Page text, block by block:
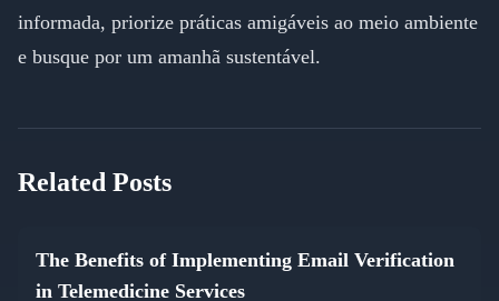
informada, priorize práticas amigáveis ao meio ambiente
e busque por um amanhã sustentável.
Related Posts
The Benefits of Implementing Email Verification
in Telemedicine Services